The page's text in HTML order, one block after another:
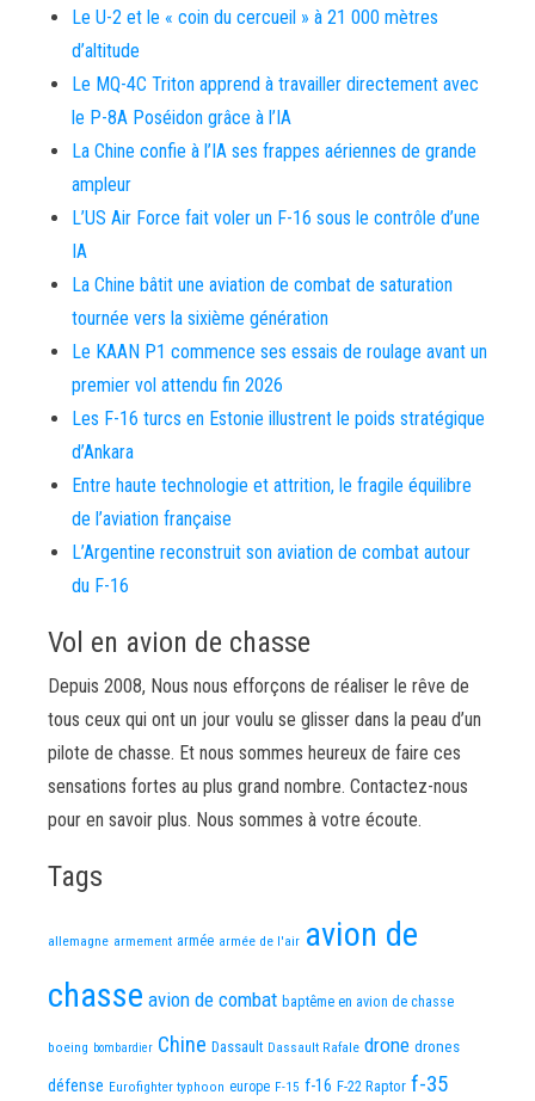
Le U-2 et le « coin du cercueil » à 21 000 mètres
d’altitude
Le MQ-4C Triton apprend à travailler directement avec
le P-8A Poséidon grâce à l’IA
La Chine confie à l’IA ses frappes aériennes de grande
ampleur
L’US Air Force fait voler un F-16 sous le contrôle d’une
IA
La Chine bâtit une aviation de combat de saturation
tournée vers la sixième génération
Le KAAN P1 commence ses essais de roulage avant un
premier vol attendu fin 2026
Les F-16 turcs en Estonie illustrent le poids stratégique
d’Ankara
Entre haute technologie et attrition, le fragile équilibre
de l’aviation française
L’Argentine reconstruit son aviation de combat autour
du F-16
Vol en avion de chasse
Depuis 2008, Nous nous efforçons de réaliser le rêve de
tous ceux qui ont un jour voulu se glisser dans la peau d’un
pilote de chasse. Et nous sommes heureux de faire ces
sensations fortes au plus grand nombre. Contactez-nous
pour en savoir plus. Nous sommes à votre écoute.
Tags
allemagne armement armée armée de l'air avion de
chasse avion de combat baptême en avion de chasse
boeing bombardier Chine Dassault Dassault Rafale drone drones
défense Eurofighter typhoon europe F-15 f-16 F-22 Raptor f-35